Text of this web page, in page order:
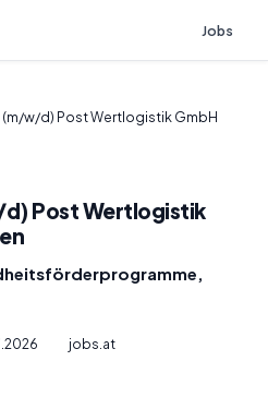
Jobs
(m/w/d) Post Wertlogistik GmbH
Post Wertlogistik
jobs.at